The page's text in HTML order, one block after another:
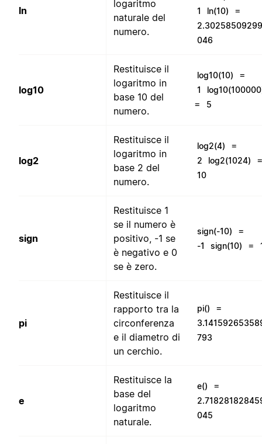
ln
logaritmo
naturale del
numero.
1 ln(10) =
046
log10
Restituisce il
logaritmo in
base 10 del
numero.
log10(10) =
1
= 5
log2
Restituisce il
logaritmo in
base 2 del
numero.
log2(4) =
2 log2(1024)
10
sign
Restituisce 1
se il numero è
positivo, -1 se
è negativo e 0
se è zero.
sign(-10) =
-1 sign(10) =
pi
Restituisce il
rapporto tra la
circonferenza
e il diametro di
un cerchio.
pi() =
793
e
Restituisce la
base del
logaritmo
naturale.
e() =
045